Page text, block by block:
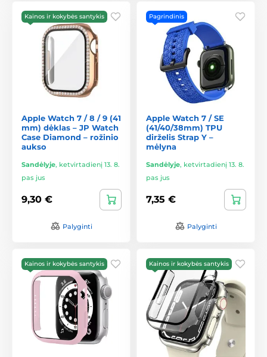
Kainos ir kokybės santykis
Apple Watch 7 / 8 / 9 (41
mm) dėklas – JP Watch
Case Diamond – rožinio
aukso
Sandėlyje, ketvirtadienį 13. 8.
pas jus
9,30 €
Palyginti
Pagrindinis
Apple Watch 7 / SE
(41/40/38mm) TPU
dirželis Strap Y –
mėlyna
Sandėlyje, ketvirtadienį 13. 8.
pas jus
7,35 €
Palyginti
Kainos ir kokybės santykis Kainos ir kokybės santykis